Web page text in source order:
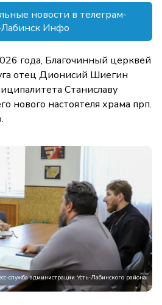
новости в телеграм-
Лабинск Инфо
года, Благочинный церквей
отец Дионисий Шиегин
Станиславу
нового настоятеля храма прп.
служба администрации Усть-Лабинского района